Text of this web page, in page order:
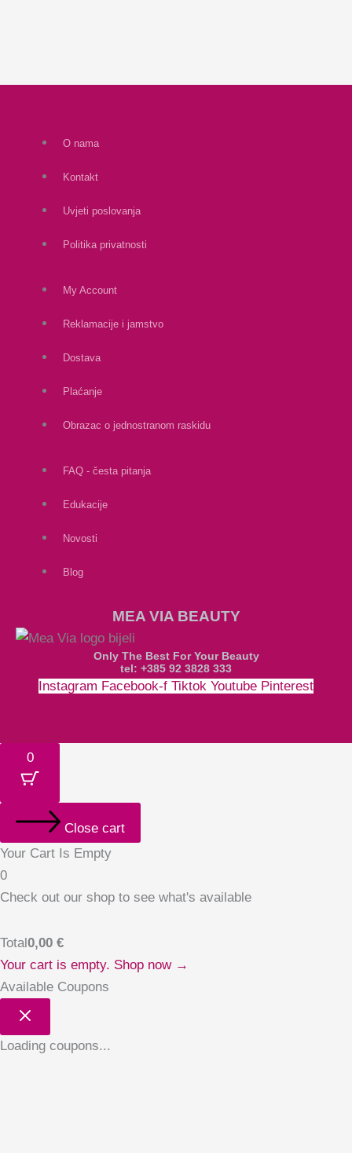
O nama
Kontakt
Uvjeti poslovanja
Politika privatnosti
My Account
Reklamacije i jamstvo
Dostava
Plaćanje
Obrazac o jednostranom raskidu
FAQ - česta pitanja
Edukacije
Novosti
Blog
MEA VIA BEAUTY
Only The Best For Your Beauty
tel: +385 92 3828 333
Instagram Facebook-f Tiktok Youtube Pinterest
0
Close cart
Your Cart Is Empty
0
Check out our shop to see what's available
Total0,00 €
Your cart is empty. Shop now →
Available Coupons
Loading coupons...